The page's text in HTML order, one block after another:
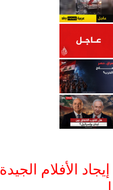
الأفلام الجيدة